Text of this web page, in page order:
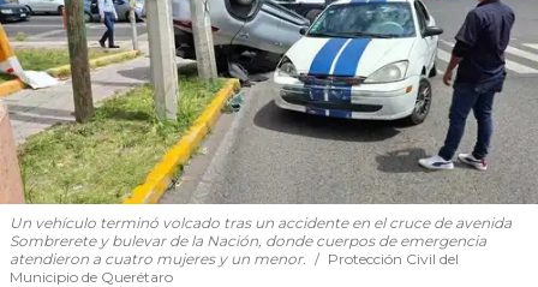
Un vehículo terminó volcado tras un accidente en el cruce de avenida
Sombrerete y bulevar de la Nación, donde cuerpos de emergencia
atendieron a cuatro mujeres y un menor.
Protección Civil del
Municipio de Querétaro